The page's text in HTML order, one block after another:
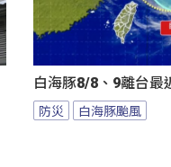
白海豚8/8、9離台最
防災 白海豚颱風